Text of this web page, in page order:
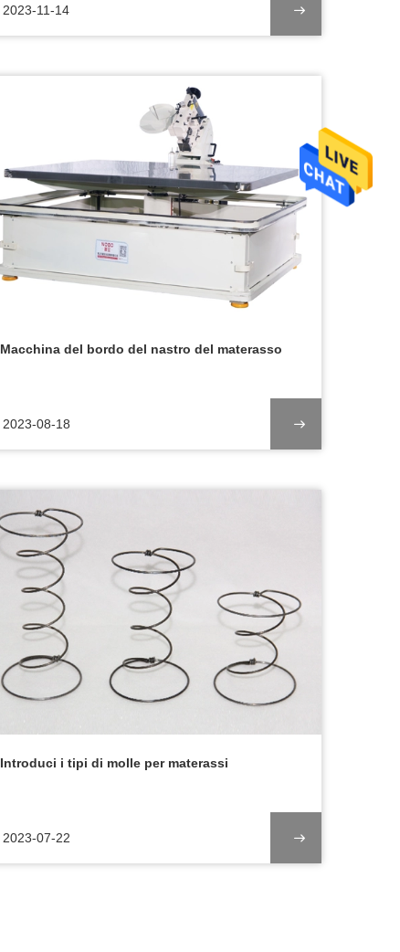
2023-11-14
Macchina del bordo del nastro del materasso
2023-08-18
Introduci i tipi di molle per materassi
2023-07-22